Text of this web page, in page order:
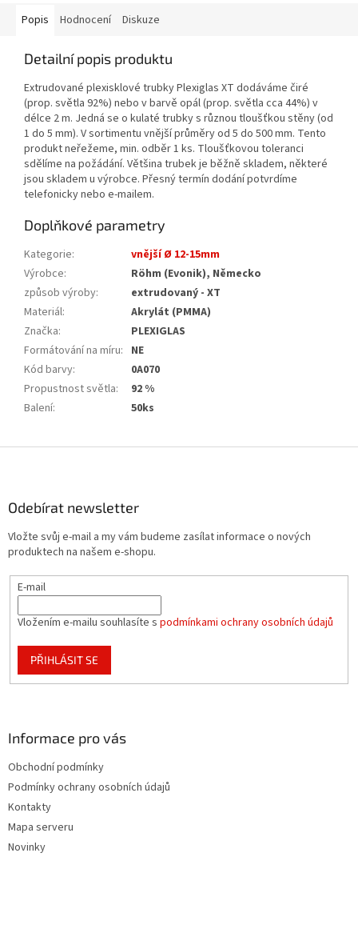
Popis Hodnocení Diskuze
Detailní popis produktu
Extrudované plexisklové trubky Plexiglas XT dodáváme čiré
(prop. světla 92%) nebo v barvě opál (prop. světla cca 44%) v
délce 2 m. Jedná se o kulaté trubky s různou tloušťkou stěny (od
1 do 5 mm). V sortimentu vnější průměry od 5 do 500 mm. Tento
produkt neřežeme, min. odběr 1 ks. Tloušťkovou toleranci
sdělíme na požádání. Většina trubek je běžně skladem, některé
jsou skladem u výrobce. Přesný termín dodání potvrdíme
telefonicky nebo e-mailem.
Doplňkové parametry
Kategorie:
vnější Ø 12-15mm
Výrobce:
Röhm (Evonik), Německo
způsob výroby:
extrudovaný - XT
Materiál:
Akrylát (PMMA)
Značka:
PLEXIGLAS
Formátování na míru: NE
Kód barvy:
0A070
Propustnost světla:
92 %
Balení: 50ks
Odebírat newsletter
Vložte svůj e-mail a my vám budeme zasílat informace o nových
produktech na našem e-shopu.
E-mail
Vložením e-mailu souhlasíte s podmínkami ochrany osobních údajů
PŘIHLÁSIT SE
Informace pro vás
Obchodní podmínky
Podmínky ochrany osobních údajů
Kontakty
Mapa serveru
Novinky